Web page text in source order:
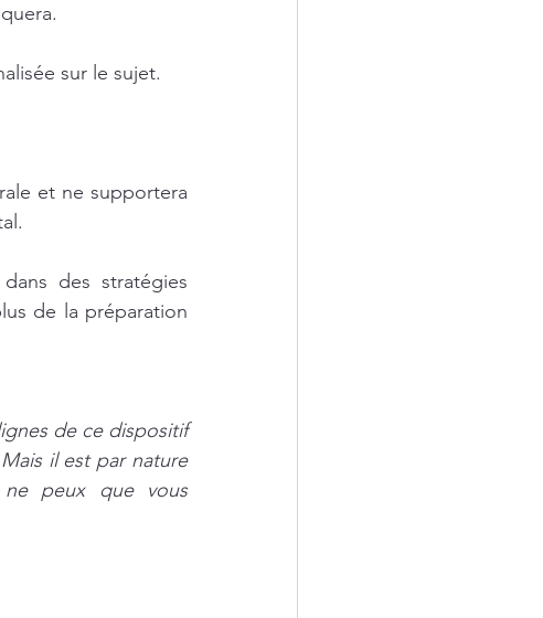
sur le sujet.
et ne supportera
des stratégies
de la préparation
de ce dispositif
il est par nature
peux que vous